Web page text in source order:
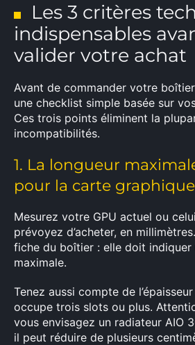
Les 3 critères
indispensables
valider votre achat
Avant de commander votre
une checklist simple basée sur
Ces trois points éliminent la
incompatibilités.
1. La longueur
pour la carte graphique
Mesurez votre GPU actuel ou
prévoyez d’acheter, en
fiche du boîtier : elle doit indiquer
maximale.
Tenez aussi compte de
occupe trois slots ou plus.
vous envisagez un radiateur AIO
il peut réduire de plusieurs